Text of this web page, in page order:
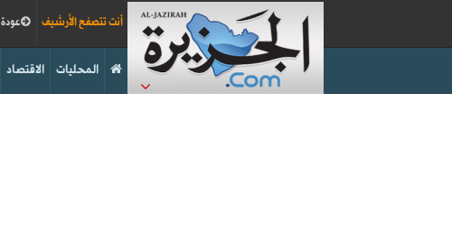
عودة أنت تتصفح الأرشيف
الاقتصاد المحليات